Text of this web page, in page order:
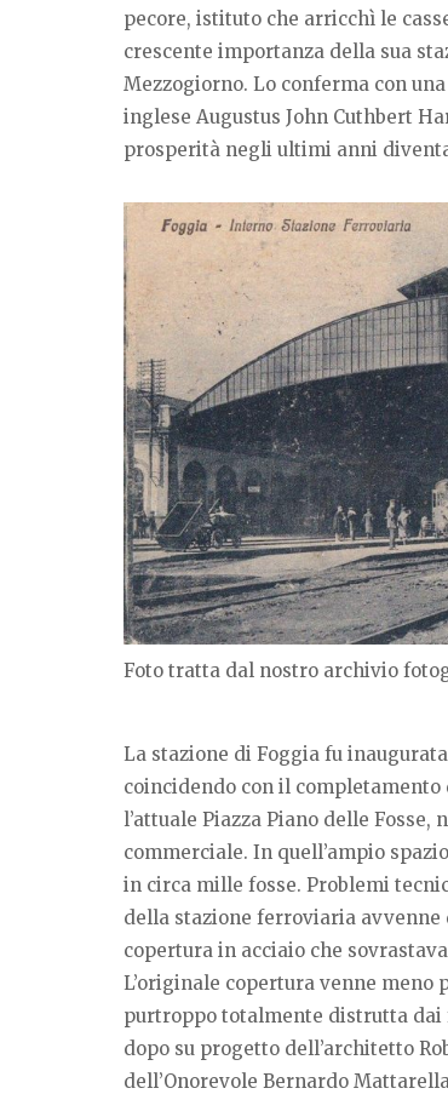
pecore, istituto che arricchì le
crescente importanza della sua
Mezzogiorno. Lo conferma con
inglese Augustus John Cuthbert
prosperità negli ultimi anni
Foto tratta dal nostro archivio
La stazione di Foggia fu
coincidendo con il
l’attuale Piazza Piano delle
commerciale. In quell’ampio
in circa mille fosse. Problemi
della stazione ferroviaria
copertura in acciaio che
L’originale copertura venne
purtroppo totalmente distrutta dai
dopo su progetto dell’architetto
dell’Onorevole Bernardo